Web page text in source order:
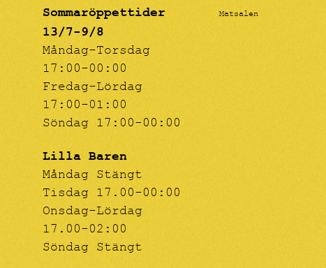
Sommaröppettider
13/7-9/8
Måndag-Torsdag
17:00-00:00
Fredag-Lördag
17:00-01:00
Söndag 17:00-00:00
Lilla Baren
Måndag Stängt
Tisdag 17.00-00:00
Onsdag-Lördag
17.00-02:00
Söndag Stängt
Matsalen